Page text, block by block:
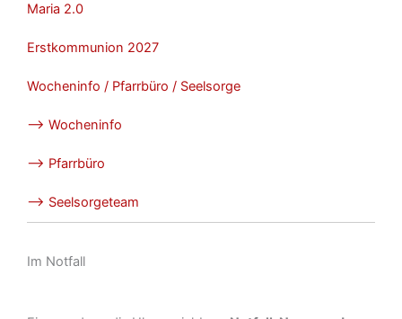
Maria 2.0
Erstkommunion 2027
Wocheninfo / Pfarrbüro / Seelsorge
–> Wocheninfo
–> Pfarrbüro
–> Seelsorgeteam
Im Notfall